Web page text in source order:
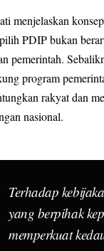
menjelaskan
PDIP bukan
pemerintah.
program
rakyat dan
nasional.
Terhadap
yang berpihak
memperkuat